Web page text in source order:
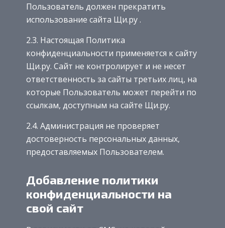
Пользователь должен прекратить
использование сайта Щи.ру .
2.3. Настоящая Политика
конфиденциальности применяется к сайту
Щи.ру. Сайт не контролирует и не несет
ответственность за сайты третьих лиц, на
которые Пользователь может перейти по
ссылкам, доступным на сайте Щи.ру.
2.4. Администрация не проверяет
достоверность персональных данных,
предоставляемых Пользователем.
Добавление политики
конфиденциальности на
свой сайт